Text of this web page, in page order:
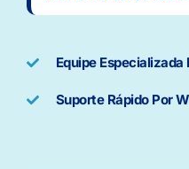
Equipe Especializada
Suporte Rápido Por